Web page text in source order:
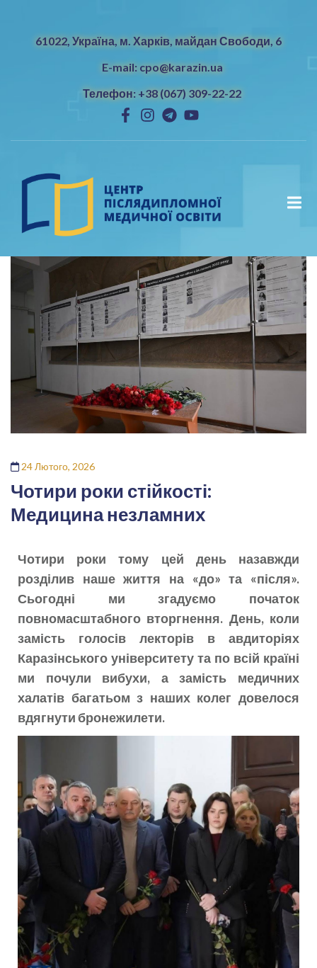
61022, Україна, м. Харків, майдан Свободи, 6
E-mail: cpo@karazin.ua
Телефон: +38 (067) 309-22-22
24 Лютого, 2026
Чотири роки стійкості:
Медицина незламних
Чотири роки тому цей день назавжди
розділив наше життя на «до» та «після».
Сьогодні ми згадуємо початок
повномасштабного вторгнення. День, коли
замість голосів лекторів в авдиторіях
Каразінського університету та по всій країні
ми почули вибухи, а замість медичних
халатів багатьом з наших колег довелося
вдягнути бронежилети.